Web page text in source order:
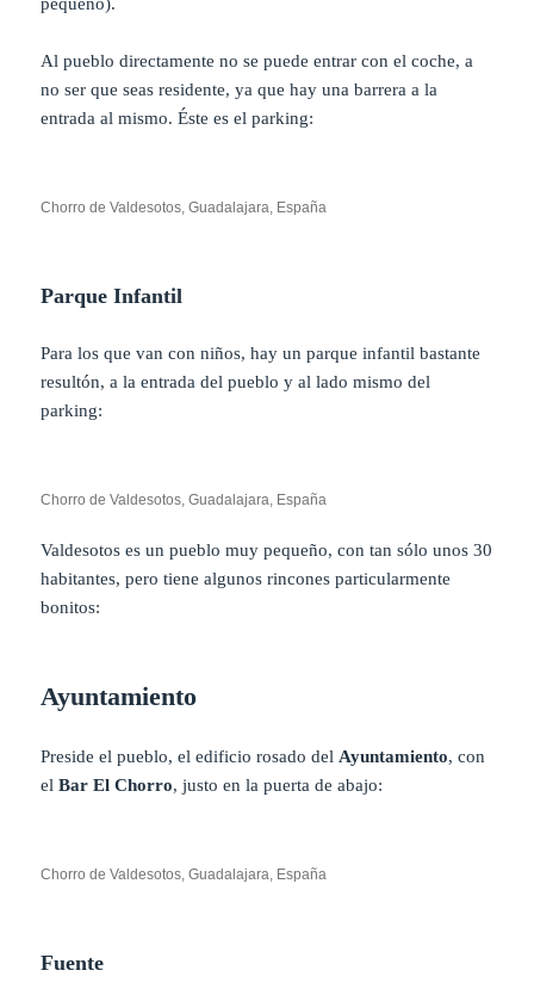
pequeño).
Al pueblo directamente no se puede entrar con el coche, a
no ser que seas residente, ya que hay una barrera a la
entrada al mismo. Éste es el parking:
Chorro de Valdesotos, Guadalajara, España
Parque Infantil
Para los que van con niños, hay un parque infantil bastante
resultón, a la entrada del pueblo y al lado mismo del
parking:
Chorro de Valdesotos, Guadalajara, España
Valdesotos es un pueblo muy pequeño, con tan sólo unos 30
habitantes, pero tiene algunos rincones particularmente
bonitos:
Ayuntamiento
Preside el pueblo, el edificio rosado delAyuntamiento, con
elBar El Chorro, justo en la puerta de abajo:
Chorro de Valdesotos, Guadalajara, España
Fuente